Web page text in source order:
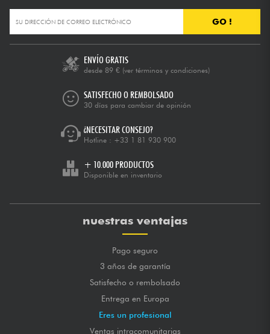
GO !
ENVÍO GRATIS
desde 89 € (ver términos y condiciones)
SATISFECHO O REMBOLSADO
30 días para cambiar de opinión
¿NECESITAR CONSEJO?
Hotline : +33 1 81 930 900
+ 10.000 PRODUCTOS
Disponible en inventario
nuestras ventajas
Pago seguro
3 años de garantía
Satisfecho o rembolsado
Entrega en Europa
Eres un profesional
Ventas intracomunitarias